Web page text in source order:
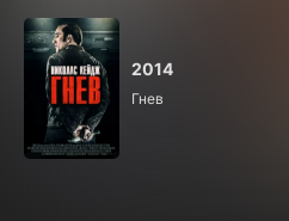
2014
Гнев